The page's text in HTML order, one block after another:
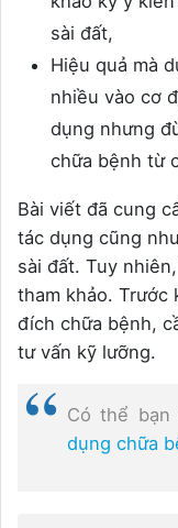
sài đất,
Hiệu quả mà
nhiều vào cơ
dụng nhưng
chữa bệnh từ
Bài viết đã cung
tác dụng cũng
sài đất. Tuy
tham khảo. Trước
đích chữa bệnh,
tư vấn kỹ lưỡng.
Có thể bạn
dụng chữa